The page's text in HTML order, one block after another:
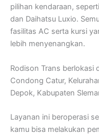
pilihan kendaraan,
dan Daihatsu Luxio.
fasilitas AC serta kursi
lebih menyenangkan.
Rodison Trans berlokasi
Condong Catur,
Depok, Kabupaten
Layanan ini beroperasi
kamu bisa melakukan